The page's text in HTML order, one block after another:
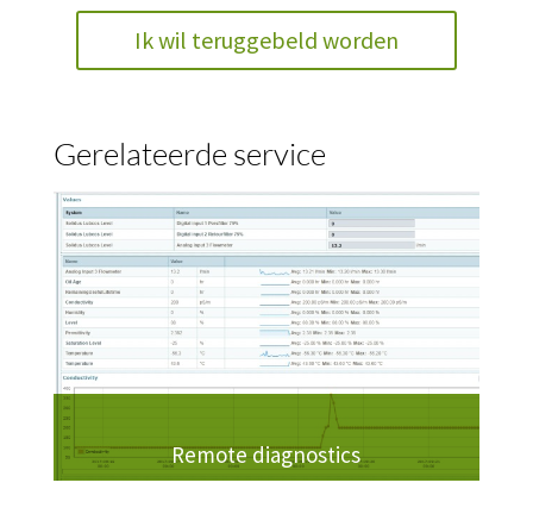
Ik wil teruggebeld worden
Gerelateerde service
Remote diagnostics